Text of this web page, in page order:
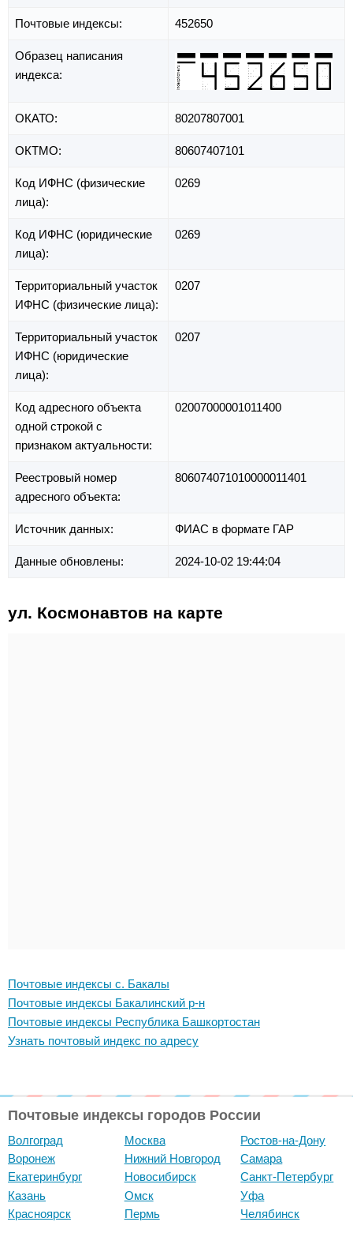
Почтовые индексы: 452650
Образец написания
индекса:
ОКАТО: 80207807001
ОКТМО: 80607407101
Код ИФНС (физические
лица):
0269
Код ИФНС (юридические
лица):
0269
Территориальный участок
ИФНС (физические лица):
0207
Территориальный участок
ИФНС (юридические
лица):
0207
Код адресного объекта
одной строкой с
признаком актуальности:
02007000001011400
Реестровый номер
адресного объекта:
806074071010000011401
Источник данных: ФИАС в формате ГАР
Данные обновлены: 2024-10-02 19:44:04
ул. Космонавтов на карте
Почтовые индексы с. Бакалы
Почтовые индексы Бакалинский р-н
Почтовые индексы Республика Башкортостан
Узнать почтовый индекс по адресу
Почтовые индексы городов России
Волгоград
Воронеж
Екатеринбург
Казань
Красноярск
Москва
Нижний Новгород
Новосибирск
Омск
Пермь
Ростов-на-Дону
Самара
Санкт-Петербург
Уфа
Челябинск